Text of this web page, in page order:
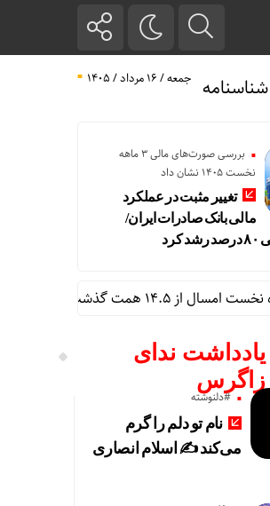
شناسنامه جمعه / ۱۶ مرداد / ۱۴۰۵
بررسی صورت‌های مالی 3 ماهه
نخست 1405 نشان داد
تغییر مثبت در عملکرد
مالی بانک صادرات ایران/
مشابه سال گذشته
یادداشت ندای
زاگرس
#دلنوشته
نام تو دلم را گرم
می‌کند ✍️ اسلام انصاری